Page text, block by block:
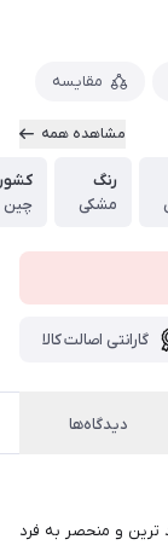
مقایسه
مشاهده همه
رنگ
مشکی
چین
گارانتی اصالت کالا
دیدگاه‌ها
ترین و منحصر به فرد